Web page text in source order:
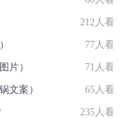
212人看
77人看
片） 71人看
文案） 65人看
235人看